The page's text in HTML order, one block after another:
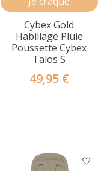
Cybex Gold
Habillage Pluie
Poussette Cybex
Talos S
49,95 €